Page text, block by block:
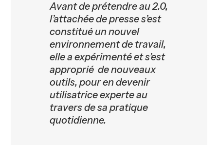
Avant de prétendre au 2.0,
l’attachée de presse s’est
constitué un nouvel
environnement de travail,
elle a expérimenté et s’est
approprié de nouveaux
outils, pour en devenir
utilisatrice experte au
travers de sa pratique
quotidienne.